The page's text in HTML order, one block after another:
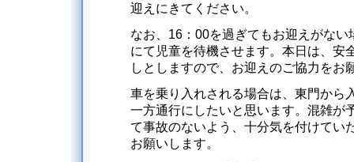
迎えにきてください。
なお、16：00を過ぎてもお迎えがな
にて児童を待機させます。本日は、安
しとしますので、お迎えのご協力をお
車を乗り入れされる場合は、東門から
一方通行にしたいと思います。混雑が
て事故のないよう、十分気を付けてい
お願いします。